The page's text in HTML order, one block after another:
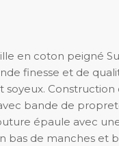
en coton peigné
finesse et de
soyeux.
bande de
épaule avec
bas de manches et